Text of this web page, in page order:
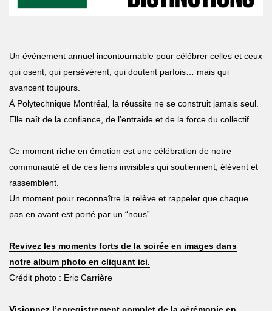
Un événement annuel incontournable pour célébrer celles et ceux
qui osent, qui persévèrent, qui doutent parfois… mais qui
avancent toujours.
À Polytechnique Montréal, la réussite ne se construit jamais seul.
Elle naît de la confiance, de l’entraide et de la force du collectif.
Ce moment riche en émotion est une célébration de notre
communauté et de ces liens invisibles qui soutiennent, élèvent et
rassemblent.
Un moment pour reconnaître la relève et rappeler que chaque
pas en avant est porté par un “nous”.
Revivez les moments forts de la soirée en images dans
notre album photo en cliquant ici.
Crédit photo : Eric Carrière